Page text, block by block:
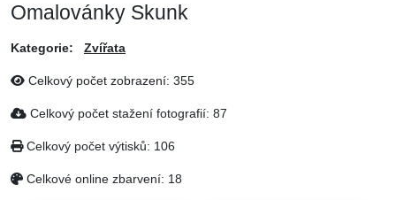
Omalovánky Skunk
Kategorie: Zvířata
Celkový počet zobrazení: 355
Celkový počet stažení fotografií: 87
Celkový počet výtisků: 106
Celkové online zbarvení: 18